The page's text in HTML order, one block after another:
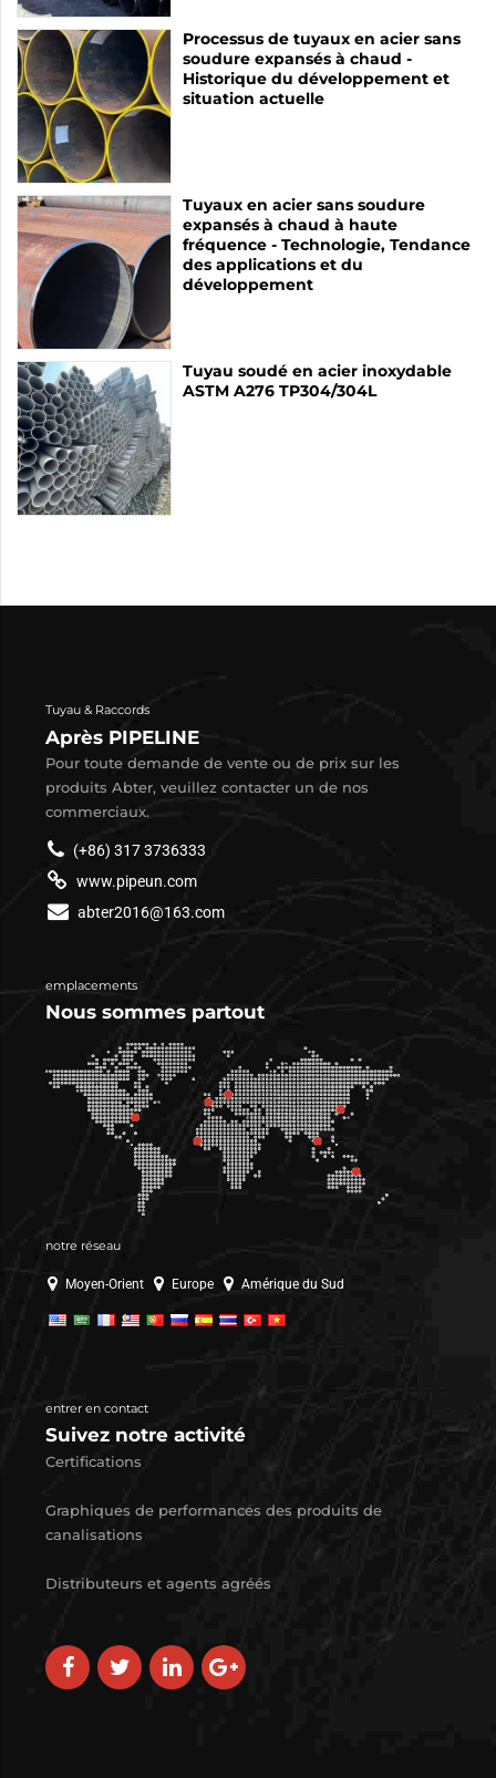
Processus de tuyaux en acier sans
soudure expansés à chaud -
Historique du développement et
situation actuelle
Tuyaux en acier sans soudure
expansés à chaud à haute
fréquence - Technologie, Tendance
des applications et du
développement
Tuyau soudé en acier inoxydable
ASTM A276 TP304/304L
Tuyau & Raccords
Après PIPELINE
Pour toute demande de vente ou de prix sur les
produits Abter, veuillez contacter un de nos
commerciaux.
(+86) 317 3736333
www.pipeun.com
abter2016@163.com
emplacements
Nous sommes partout
notre réseau
Moyen-Orient Europe Amérique du Sud
entrer en contact
Suivez notre activité
Certifications
Graphiques de performances des produits de
canalisations
Distributeurs et agents agréés